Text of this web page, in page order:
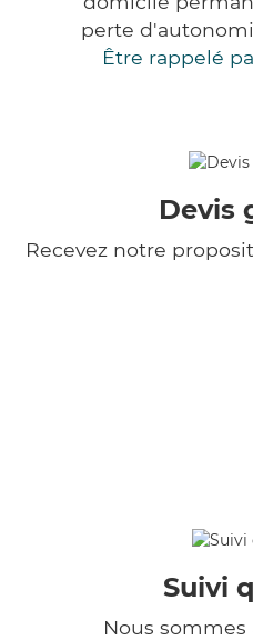
perte
Être rappelé
Devis
Recevez notre
Suivi
Nous